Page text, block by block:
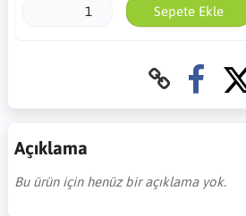
Sepete Ekle
Açıklama
Bu ürün için henüz bir açıklama yok.